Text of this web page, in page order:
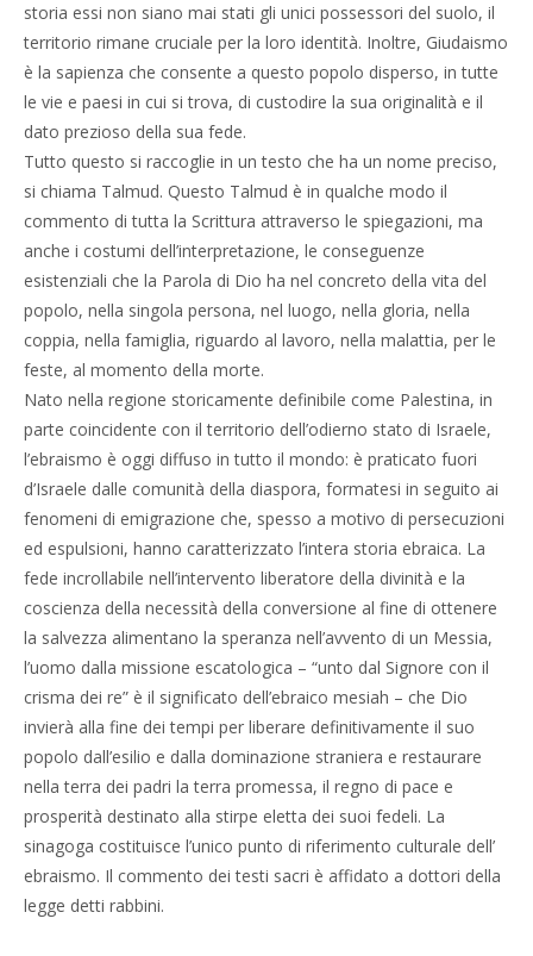
storia essi non siano mai stati gli unici possessori del suolo, il
territorio rimane cruciale per la loro identità. Inoltre, Giudaismo
è la sapienza che consente a questo popolo disperso, in tutte
le vie e paesi in cui si trova, di custodire la sua originalità e il
dato prezioso della sua fede.
Tutto questo si raccoglie in un testo che ha un nome preciso,
si chiama Talmud. Questo Talmud è in qualche modo il
commento di tutta la Scrittura attraverso le spiegazioni, ma
anche i costumi dell’interpretazione, le conseguenze
esistenziali che la Parola di Dio ha nel concreto della vita del
popolo, nella singola persona, nel luogo, nella gloria, nella
coppia, nella famiglia, riguardo al lavoro, nella malattia, per le
feste, al momento della morte.
Nato nella regione storicamente definibile come Palestina, in
parte coincidente con il territorio dell’odierno stato di Israele,
l’ebraismo è oggi diffuso in tutto il mondo: è praticato fuori
d’Israele dalle comunità della diaspora, formatesi in seguito ai
fenomeni di emigrazione che, spesso a motivo di persecuzioni
ed espulsioni, hanno caratterizzato l’intera storia ebraica. La
fede incrollabile nell’intervento liberatore della divinità e la
coscienza della necessità della conversione al fine di ottenere
la salvezza alimentano la speranza nell’avvento di un Messia,
l’uomo dalla missione escatologica – “unto dal Signore con il
crisma dei re” è il significato dell’ebraico mesiah – che Dio
invierà alla fine dei tempi per liberare definitivamente il suo
popolo dall’esilio e dalla dominazione straniera e restaurare
nella terra dei padri la terra promessa, il regno di pace e
prosperità destinato alla stirpe eletta dei suoi fedeli. La
sinagoga costituisce l’unico punto di riferimento culturale dell’
ebraismo. Il commento dei testi sacri è affidato a dottori della
legge detti rabbini.